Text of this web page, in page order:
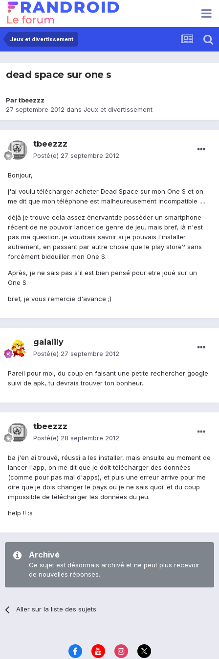
Jeux et divertissement
dead space sur one s
Partbeezzz
27 septembre 2012 dans Jeux et divertissement
tbeezzz
Posté(e) 27 septembre 2012
Bonjour,
j'ai voulu télécharger acheter Dead Space sur mon One S et on
me dit que mon téléphone est malheureusement incompatible ....
déjà je trouve cela assez énervantde posséder un smartphone
récent de ne pouvoir lancer ce genre de jeu. mais bref, là n'est
pas ma question. je voudrais savoir si je pouvais l'installer
autrement, en passant par autre chose que le play store? sans
forcément bidouiller mon One S.
Après, je ne sais pas s'il est bien pensé pour etre joué sur un
One S.
bref, je vous remercie d'avance ;)
gaialily
Posté(e) 27 septembre 2012
Pareil pour moi, du coup en faisant une petite rechercher google
suivi de apk, tu devrais trouver ton bonheur.
tbeezzz
Posté(e) 28 septembre 2012
ba j'en ai trouvé, réussi a les installer, mais ensuite au moment de
lancer l'app, on me dit que je doit télécharger des données
(comme pour pas mal d'apps), et puis une erreur arrive pour me
dire que je dois changer le pays ou je ne sais quoi. et du coup
impossible de télécharger les données du jeu.
help !! :s
Archivé
Ce sujet est désormais archivé et ne peut plus recevoir
de nouvelles réponses.
Aller sur la liste des sujets